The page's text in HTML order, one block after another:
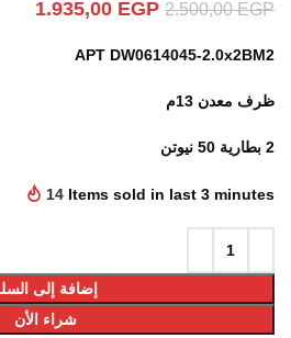
2.500,00EGP
1.935,00 EGP
APT DW0614045-2.0x2BM2
ظرف معدن 13م
2 بطارية 50 نيوتن
14 Items sold in last 3 minutes
إضافة إلى
شراء الأن